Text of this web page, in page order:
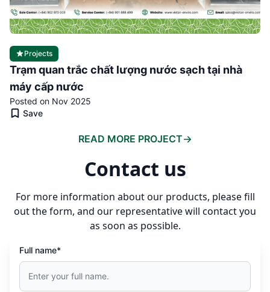
Projects
Trạm quan trắc chất lượng nước sạch tại nhà
máy cấp nước
Posted on Nov 2025
Save
READ MORE PROJECT
Contact us
For more information about our products, please fill
out the form, and our representative will contact you
as soon as possible.
Full name*